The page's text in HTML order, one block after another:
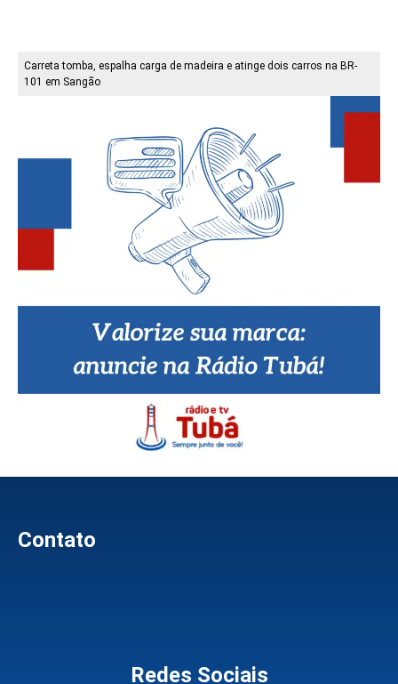
Carreta tomba, espalha carga de madeira e atinge dois carros na BR-
101 em Sangão
Contato
Redes Sociais